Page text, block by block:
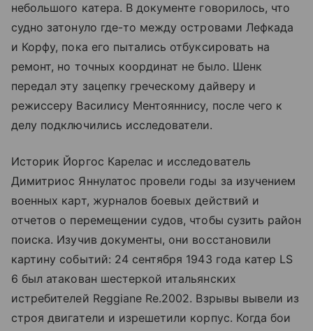
небольшого катера. В документе говорилось, что
судно затонуло где-то между островами Лефкада
и Корфу, пока его пытались отбуксировать на
ремонт, но точных координат не было. Шенк
передал эту зацепку греческому дайверу и
режиссеру Василису Ментояннису, после чего к
делу подключились исследователи.
Историк Йоргос Карелас и исследователь
Димитриос Яннулатос провели годы за изучением
военных карт, журналов боевых действий и
отчетов о перемещении судов, чтобы сузить район
поиска. Изучив документы, они восстановили
картину событий: 24 сентября 1943 года катер LS
6 был атакован шестеркой итальянских
истребителей Reggiane Re.2002. Взрывы вывели из
строя двигатели и изрешетили корпус. Когда бои